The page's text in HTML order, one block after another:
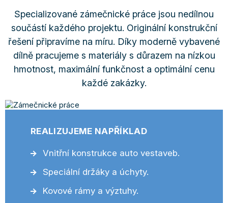
Specializované zámečnické práce jsou nedílnou
součástí každého projektu. Originální konstrukční
řešení připravíme na míru. Díky moderně vybavené
dílně pracujeme s materiály s důrazem na nízkou
hmotnost, maximální funkčnost a optimální cenu
každé zakázky.
REALIZUJEME NAPŘÍKLAD
Vnitřní konstrukce auto vestaveb.
Speciální držáky a úchyty.
Kovové rámy a výztuhy.